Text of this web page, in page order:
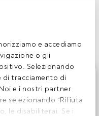
e accediamo
o gli
Selezionando
di tracciamento di
e i nostri partner
selezionando “Rifiuta
le disabiliterai. Se i
FundsPeople. Se
Login. Se non
registrarti per scoprire
da offrire.